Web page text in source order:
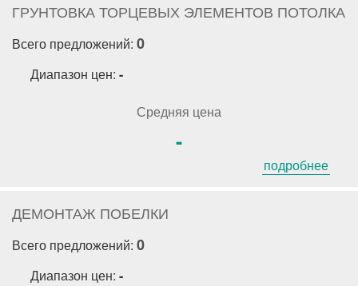
ГРУНТОВКА ТОРЦЕВЫХ ЭЛЕМЕНТОВ ПОТОЛКА
Всего предложений: 0
Диапазон цен: -
Средняя цена
-
подробнее
ДЕМОНТАЖ ПОБЕЛКИ
Всего предложений: 0
Диапазон цен: -